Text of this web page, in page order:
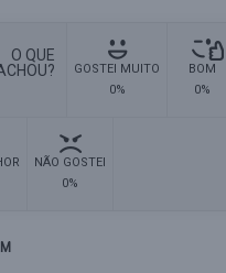
O QUE
GOSTEI MUITO
0%
BOM
0%
NÃO GOSTEI
0%